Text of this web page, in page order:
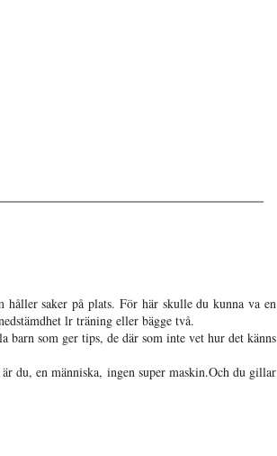
saker på plats. För här skulle du kunna va en
lr träning eller bägge två.
som ger tips, de där som inte vet hur det känns
du, en människa, ingen super maskin.Och du gillar